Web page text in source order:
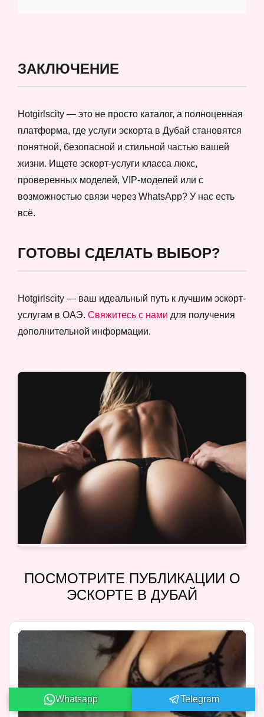
ЗАКЛЮЧЕНИЕ
Hotgirlscity — это не просто каталог, а полноценная
платформа, где услуги эскорта в Дубай становятся
понятной, безопасной и стильной частью вашей
жизни. Ищете эскорт-услуги класса люкс,
проверенных моделей, VIP-моделей или с
возможностью связи через WhatsApp? У нас есть
всё.
ГОТОВЫ СДЕЛАТЬ ВЫБОР?
Hotgirlscity — ваш идеальный путь к лучшим эскорт-
услугам в ОАЭ. Свяжитесь с нами для получения
дополнительной информации.
ПОСМОТРИТЕ ПУБЛИКАЦИИ О
ЭСКОРТЕ В ДУБАЙ
Whatsapp Telegram